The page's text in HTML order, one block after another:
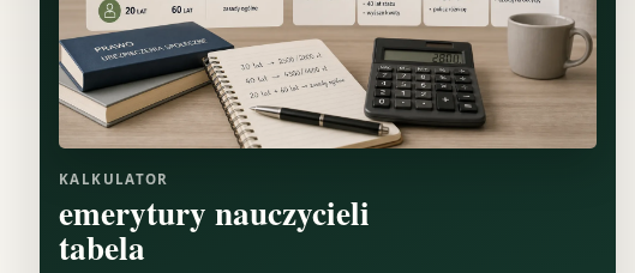
KALKULATOR
emerytury nauczycieli
tabela